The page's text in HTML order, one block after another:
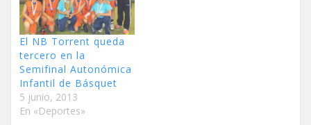
El NB Torrent queda
tercero en la
Semifinal Autonómica
Infantil de Básquet
5 junio, 2013
En «Deportes»